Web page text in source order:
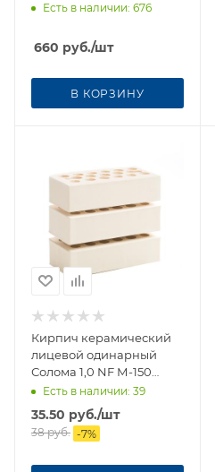
Есть в наличии: 676
660 руб./шт
В КОРЗИНУ
Кирпич керамический
лицевой одинарный
Солома 1,0 NF М-150
(Казань)
Есть в наличии: 39
35.50 руб./шт
38руб. -7%